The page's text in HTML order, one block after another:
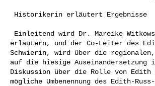
erläutern, und der Co-Leiter des
Schwierin, wird über die
auf die hiesige
Diskussion über die Rolle von Edith
mögliche Umbenennung des Edith-